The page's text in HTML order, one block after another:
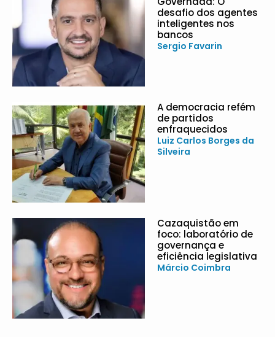
desafio dos agentes
inteligentes nos
bancos
Sergio Favarin
A democracia refém
de partidos
enfraquecidos
Luiz Carlos Borges da
Silveira
Cazaquistão em
foco: laboratório de
governança e
eficiência legislativa
Márcio Coimbra